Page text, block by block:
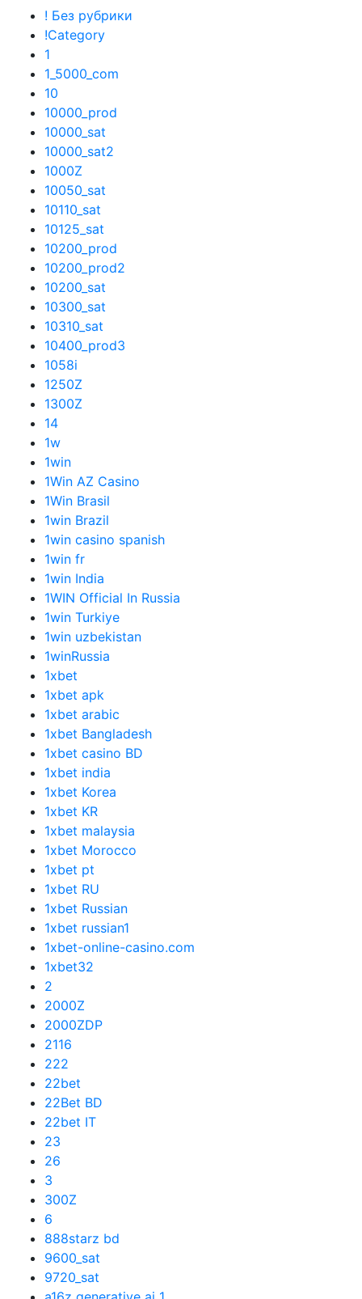
! Без рубрики
!Category
1
1_5000_com
10
10000_prod
10000_sat
10000_sat2
1000Z
10050_sat
10110_sat
10125_sat
10200_prod
10200_prod2
10200_sat
10300_sat
10310_sat
10400_prod3
1058i
1250Z
1300Z
14
1w
1win
1Win AZ Casino
1Win Brasil
1win Brazil
1win casino spanish
1win fr
1win India
1WIN Official In Russia
1win Turkiye
1win uzbekistan
1winRussia
1xbet
1xbet apk
1xbet arabic
1xbet Bangladesh
1xbet casino BD
1xbet india
1xbet Korea
1xbet KR
1xbet malaysia
1xbet Morocco
1xbet pt
1xbet RU
1xbet Russian
1xbet russian1
1xbet-online-casino.com
1xbet32
2
2000Z
2000ZDP
2116
222
22bet
22Bet BD
22bet IT
23
26
3
300Z
6
888starz bd
9600_sat
9720_sat